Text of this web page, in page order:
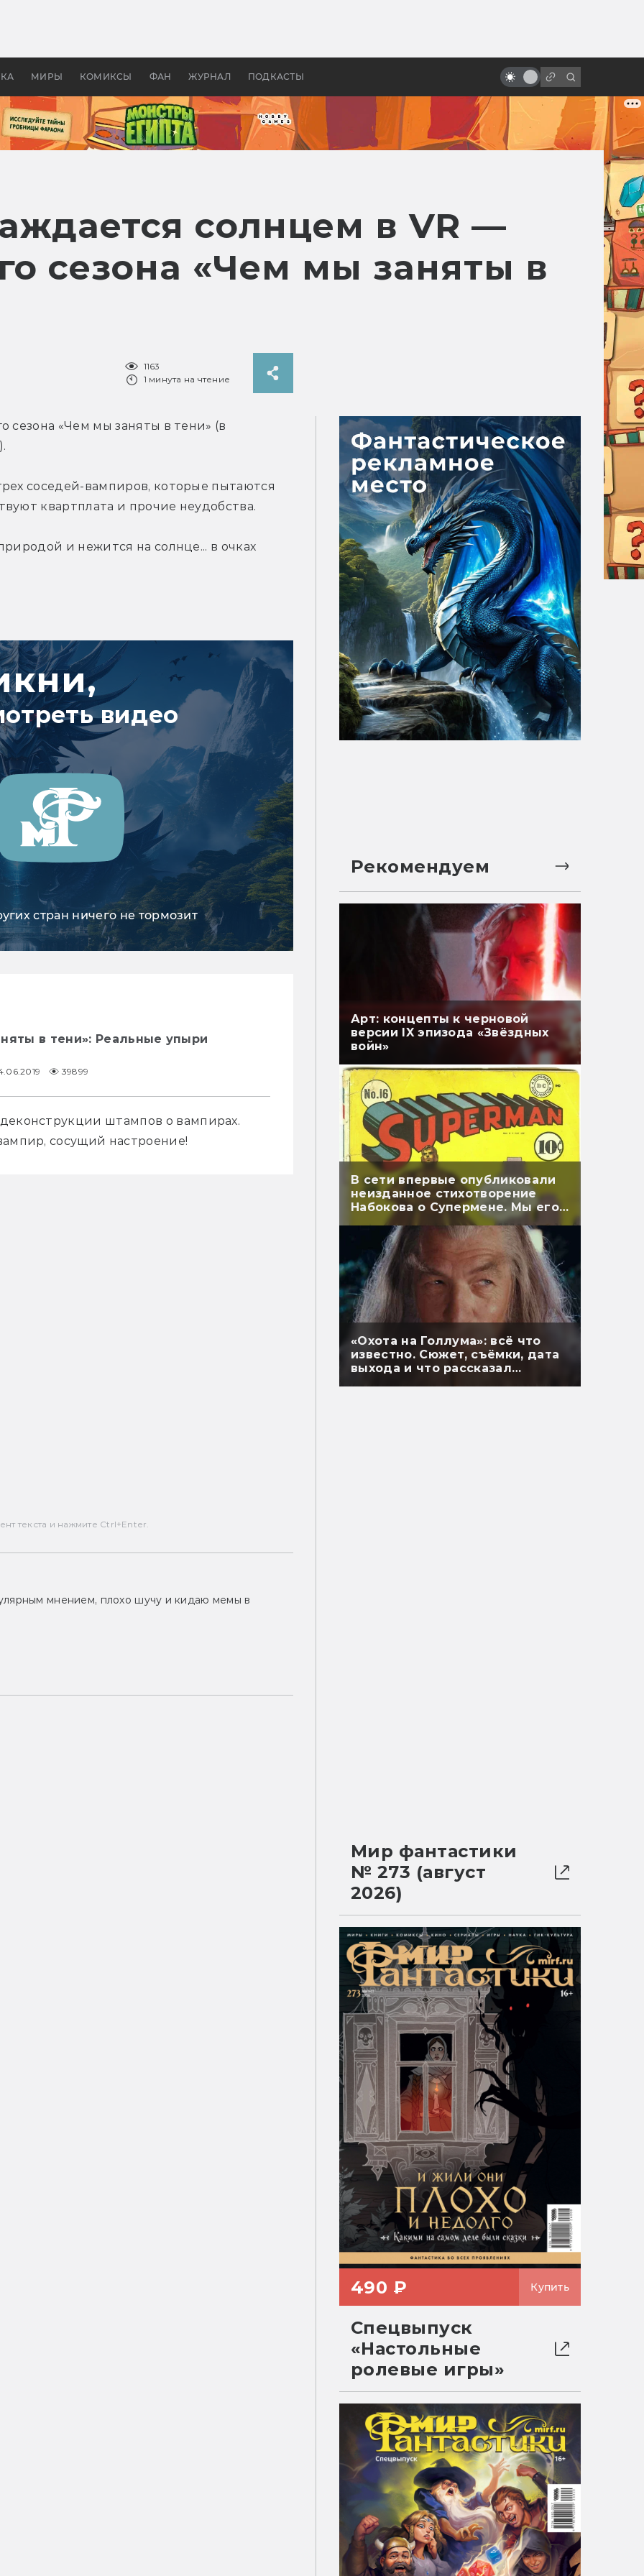
МИРЫ КОМИКСЫ ФАН ЖУРНАЛ ПОДКАСТЫ
колец»
Древней Грецией
страньше!
солнцем в VR —
сезона «Чем мы заняты в
1163
1 минута на чтение
сезона «Чем мы заняты в тени» (в
соседей-вампиров, которые пытаются
квартплата и прочие неудобства.
и нежится на солнце... в очках
видео
стран ничего не тормозит
в тени»: Реальные упыри
39899
штампов о вампирах.
сосущий настроение!
текста и нажмите Ctrl+Enter.
мнением, плохо шучу и кидаю мемы в
Рекомендуем
Арт: концепты к черновой
версии IX эпизода «Звёздных
войн»
В сети впервые опубликовали
неизданное стихотворение
Набокова о Супермене. Мы его
перевели
«Охота на Голлума»: всё что
известно. Сюжет, съёмки, дата
выхода и что рассказал
Мир фантастики
№ 273 (август
2026)
490 ₽ Купить
Спецвыпуск
«Настольные
ролевые игры»